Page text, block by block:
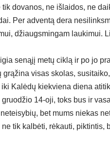
dovanos, ne išlaidos, ne
Per adventą dera
džiaugsmingam laukimui.
senąjį metų ciklą ir po jo
visas skolas,
Kalėdų kiekviena diena
14-oji, toks bus ir
bet mums niekas
tik kalbėti, rėkauti, piktintis,